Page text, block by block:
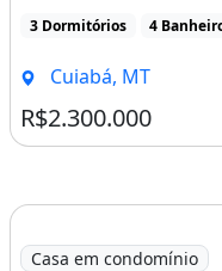
3 Dormitórios 4
Cuiabá, MT
R$2.300.000
Casa em condomínio